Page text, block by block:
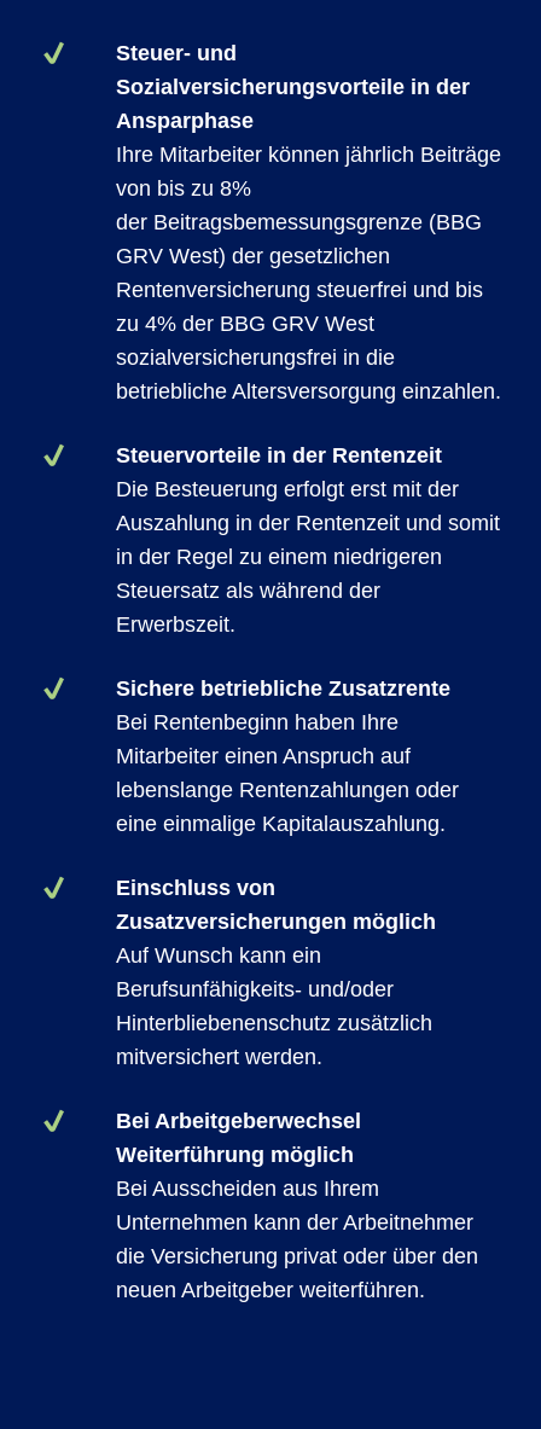
Steuer- und
Sozialversicherungsvorteile in der
Ansparphase
Ihre Mitarbeiter können jährlich Beiträge
von bis zu 8%
der Beitragsbemessungsgrenze (BBG
GRV West) der gesetzlichen
Rentenversicherung steuerfrei und bis
zu 4% der BBG GRV West
sozialversicherungsfrei in die
betriebliche Altersversorgung einzahlen.
Steuervorteile in der Rentenzeit
Die Besteuerung erfolgt erst mit der
Auszahlung in der Rentenzeit und somit
in der Regel zu einem niedrigeren
Steuersatz als während der
Erwerbszeit.
Sichere betriebliche Zusatzrente
Bei Rentenbeginn haben Ihre
Mitarbeiter einen Anspruch auf
lebenslange Rentenzahlungen oder
eine einmalige Kapitalauszahlung.
Einschluss von
Zusatzversicherungen möglich
Auf Wunsch kann ein
Berufsunfähigkeits- und/oder
Hinterbliebenenschutz zusätzlich
mitversichert werden.
Bei Arbeitgeberwechsel
Weiterführung möglich
Bei Ausscheiden aus Ihrem
Unternehmen kann der Arbeitnehmer
die Versicherung privat oder über den
neuen Arbeitgeber weiterführen.